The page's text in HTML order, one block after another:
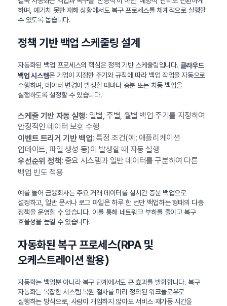
하며, 예기치 못한 재해 상황에서도 복구 프로세스를 체계적으로 실행할
수 있도록 돕습니다.
정책 기반 백업 스케줄링 설계
자동화된 백업 프로세스의 핵심은 정책 기반 스케줄링입니다. 클라우드
백업 시스템은 기업이 지정한 주기와 규칙에 따라 백업 작업을 자동으로
수행하며, 데이터 변경이 발생할 때마다 증분 또는 차등 백업을
실행하도록 설정할 수 있습니다.
스케줄 기반 자동 실행: 일별, 주별, 월별 백업 주기를 지정하여
안정적인 데이터 보호 수행
이벤트 트리거 기반 백업: 특정 조건(예: 애플리케이션
업데이트, 파일 생성 등)이 발생할 때 자동 실행
우선순위 정책: 중요 시스템과 일반 데이터를 구분하여 다른
백업 빈도 적용
예를 들어 금융회사는 주요 거래 데이터를 실시간 증분 백업으로
설정하고, 일반 문서나 로그 파일은 하루 한 번만 백업하는 형태의 다층
정책을 운영할 수 있습니다. 이를 통해 네트워크 부하를 줄이고 복구
효율성을 높일 수 있습니다.
자동화된 복구 프로세스(RPA 및
오케스트레이션 활용)
자동화는 백업뿐 아니라 복구 단계에서도 큰 효과를 발휘합니다. 복구
자동화는 복잡한 시스템 복원 절차를 미리 정의된 워크플로우로
실행하는 방식으로, 사람이 개입하지 않아도 서비스 재가동 시간을